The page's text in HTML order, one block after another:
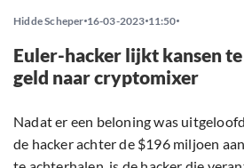
Hidde Scheper 16-03-2023 11:50
Euler-hacker lijkt kansen
geld naar cryptomixer
Nadat er een beloning was
de hacker achter de $196 miljoen